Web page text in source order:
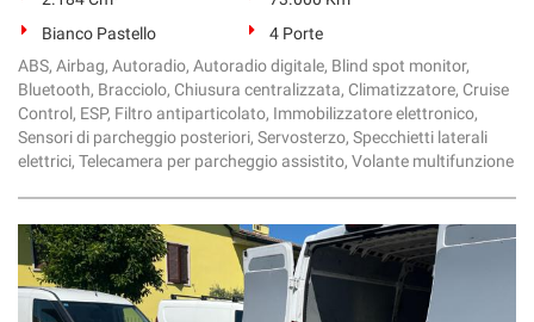
Bianco Pastello
4 Porte
ABS, Airbag, Autoradio, Autoradio digitale, Blind spot monitor,
Bluetooth, Bracciolo, Chiusura centralizzata, Climatizzatore, Cruise
Control, ESP, Filtro antiparticolato, Immobilizzatore elettronico,
Sensori di parcheggio posteriori, Servosterzo, Specchietti laterali
elettrici, Telecamera per parcheggio assistito, Volante multifunzione